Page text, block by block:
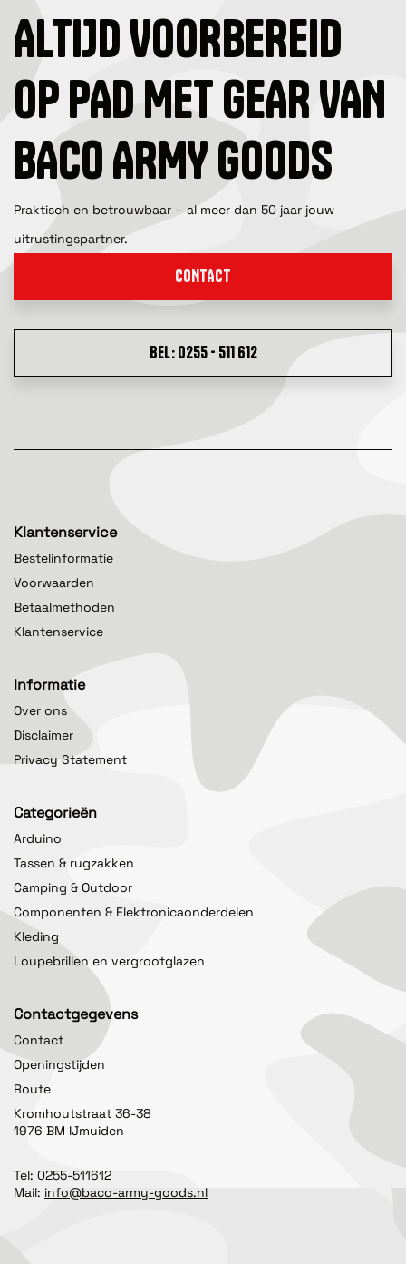
ALTIJD VOORBEREID
OP PAD MET GEAR VAN
BACO ARMY GOODS
Praktisch en betrouwbaar – al meer dan 50 jaar jouw
uitrustingspartner.
CONTACT
BEL: 0255 - 511 612
Klantenservice
Bestelinformatie
Voorwaarden
Betaalmethoden
Klantenservice
Informatie
Over ons
Disclaimer
Privacy Statement
Categorieën
Arduino
Tassen & rugzakken
Camping & Outdoor
Componenten & Elektronicaonderdelen
Kleding
Loupebrillen en vergrootglazen
Contactgegevens
Contact
Openingstijden
Route
Kromhoutstraat 36-38
1976 BM IJmuiden
Tel: 0255-511612
Mail: info@baco-army-goods.nl